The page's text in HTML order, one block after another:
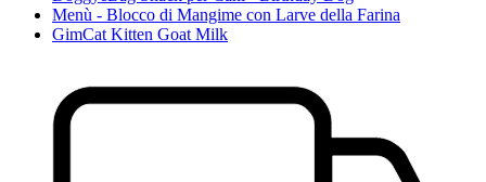
Menù - Blocco di Mangime con Larve della Farina
GimCat Kitten Goat Milk